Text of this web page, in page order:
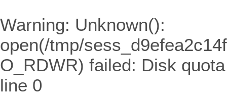
Warning: Unknown():
open(/tmp/
O_RDWR) failed: Disk
line 0